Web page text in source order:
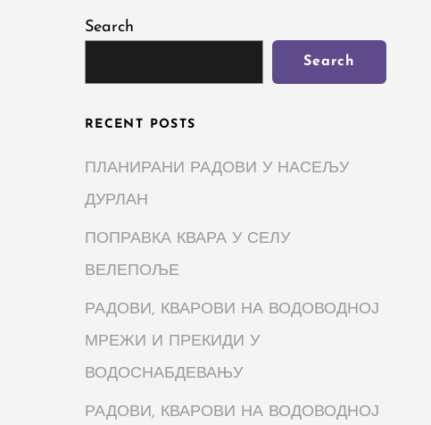
Search
Search
RECENT POSTS
ПЛАНИРАНИ РАДОВИ У НАСЕЉУ
ДУРЛАН
ПОПРАВКА КВАРА У СЕЛУ
ВЕЛЕПОЉЕ
РАДОВИ, КВАРОВИ НА ВОДОВОДНОЈ
МРЕЖИ И ПРЕКИДИ У
ВОДОСНАБДЕВАЊУ
РАДОВИ, КВАРОВИ НА ВОДОВОДНОЈ